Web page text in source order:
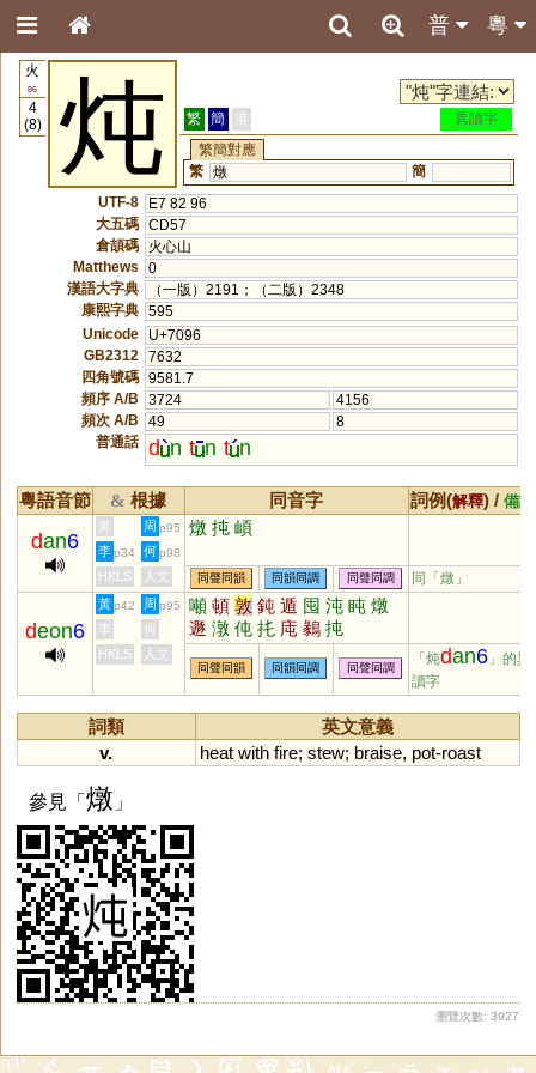
粵
普
火
86
4
(8)
炖 繁 簡 港
異讀字
繁簡對應
繁 燉
簡
UTF-8
E7 82 96
大五碼 CD57
倉頡碼
火心山
Matthews
0
漢語大字典
（一版）2191；（二版）2348
康熙字典 595
Unicode
U+7096
GB2312
7632
四角號碼 9581.7
頻序 A/B
3724
4156
頻次 A/B
49
8
普通話 d n t n t n
粵語音節 & 根據 同音字 詞例(解釋) / 備註
dan6
黃 周 p95 燉 扽 崸
李 p34 何 p98
HKLS 人文 同聲同韻 同韻同調 同聲同調 同「燉 」
deon6
黃 p42 周 p95 噸 頓 敦 鈍 遁 囤 沌 盹 燉
遯 潡 伅 扥 庉 鶨 扽
李
何
HKLS
人文
同聲同韻 同韻同調 同聲同調
「炖dan6 」的異
讀字
詞類
英文意義
v.
heat with fire; stew; braise, pot-roast
參見「燉 」
瀏覽次數: 3927